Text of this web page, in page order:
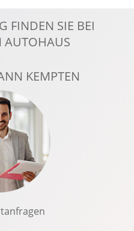
2)
8x19 5-Speichen
FINDEN SIE BEI
AUTOHAUS
KEMPTEN